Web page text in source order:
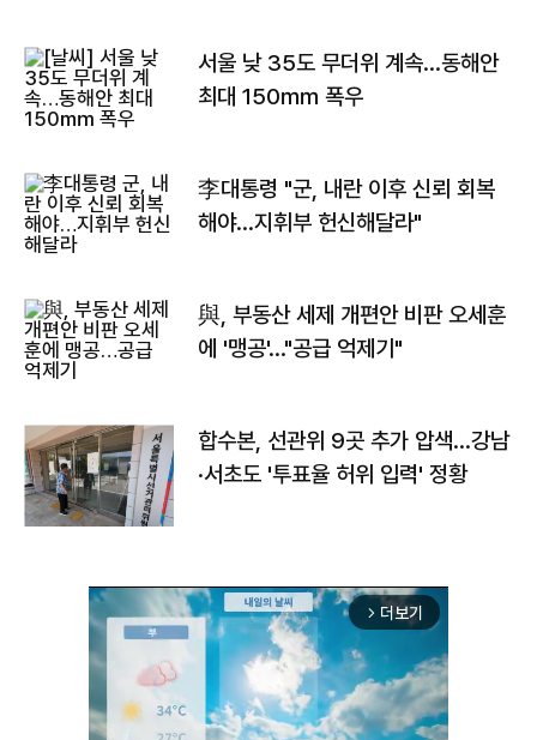
서울 낮 35도 무더위 계속…동해안
최대 150㎜ 폭우
李대통령 "군, 내란 이후 신뢰 회복
해야…지휘부 헌신해달라"
與, 부동산 세제 개편안 비판 오세훈
에 '맹공'…"공급 억제기"
합수본, 선관위 9곳 추가 압색…강남
·서초도 '투표율 허위 입력' 정황
arrow_forward_ios 더보기